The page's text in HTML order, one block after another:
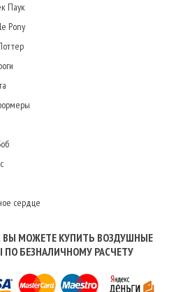
Паук
Pony
сердце
ВЫ МОЖЕТЕ КУПИТЬ ВОЗДУШНЫЕ
ПО БЕЗНАЛИЧНОМУ РАСЧЕТУ